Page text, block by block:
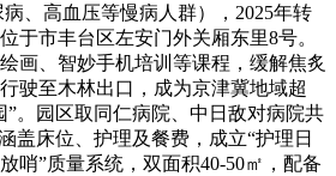
、高血压等慢病人群），2025年转
于市丰台区左安门外关厢东里8号。
画、智妙手机培训等课程，缓解焦炙
驶至木林出口，成为京津冀地域超
”。园区取同仁病院、中日敌对病院共
盖床位、护理及餐费，成立“护理日
哨”质量系统，双面积40-50㎡，配备